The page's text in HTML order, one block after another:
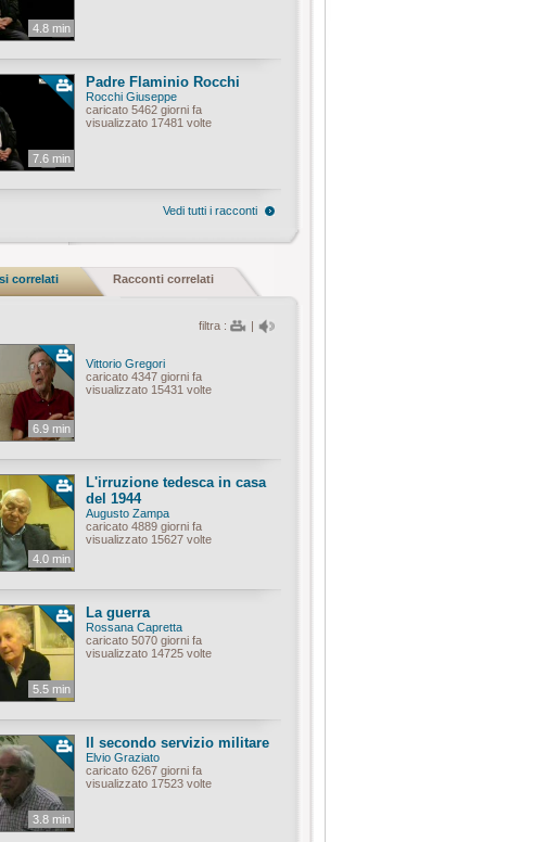
4.8 min
7.6 min
Padre Flaminio Rocchi
Rocchi Giuseppe
caricato 5462 giorni fa
visualizzato 17481 volte
Vedi tutti i racconti
correlati Racconti correlati
filtra : |
6.9 min
Vittorio Gregori
caricato 4347 giorni fa
visualizzato 15431 volte
4.0 min
L'irruzione tedesca in casa
del 1944
Augusto Zampa
caricato 4889 giorni fa
visualizzato 15627 volte
5.5 min
La guerra
Rossana Capretta
caricato 5070 giorni fa
visualizzato 14725 volte
3.8 min
Il secondo servizio militare
Elvio Graziato
caricato 6267 giorni fa
visualizzato 17523 volte